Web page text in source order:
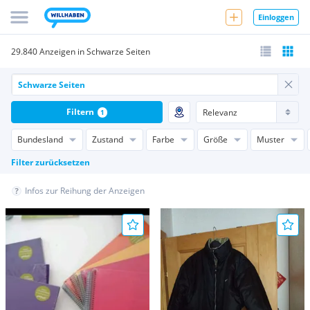
Einloggen
29.840 Anzeigen in Schwarze Seiten
Bundesland Zustand Farbe Größe
Muster
Filter zurücksetzen
Filtern 1
Infos zur Reihung der Anzeigen